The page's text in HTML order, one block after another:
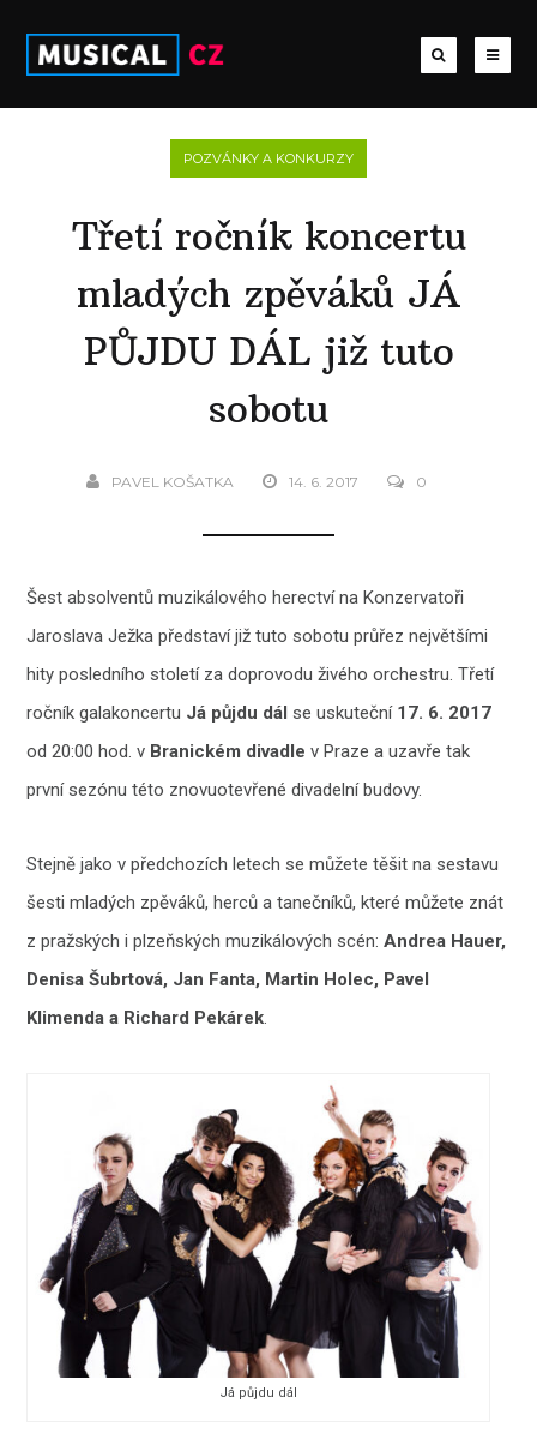
POZVÁNKY A KONKURZY
Třetí ročník koncertu
mladých zpěváků JÁ
PŮJDU DÁL již tuto
sobotu
PAVEL KOŠATKA 14. 6. 2017 0
Šest absolventů muzikálového herectví na Konzervatoři
Jaroslava Ježka představí již tuto sobotu průřez největšími
hity posledního století za doprovodu živého orchestru. Třetí
ročník galakoncertu Já půjdu dál se uskuteční17. 6. 2017
od 20:00 hod. v Branickém divadle v Praze a uzavře tak
první sezónu této znovuotevřené divadelní budovy.
Stejně jako v předchozích letech se můžete těšit na sestavu
šesti mladých zpěváků, herců a tanečníků, které můžete znát
z pražských i plzeňských muzikálových scén:Andrea Hauer,
Denisa Šubrtová, Jan Fanta, Martin Holec, Pavel
Klimenda a Richard Pekárek.
Já půjdu dál